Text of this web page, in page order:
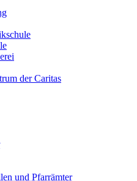
der Caritas
und Pfarrämter